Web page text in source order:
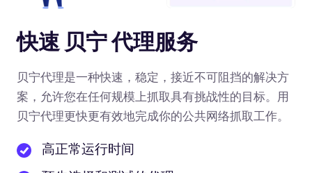
快速 贝宁 代理服务
贝宁代理是一种快速，稳定，接近不可阻挡的解决方
案，允许您在任何规模上抓取具有挑战性的目标。用
贝宁代理更快更有效地完成你的公共网络抓取工作。
高正常运行时间